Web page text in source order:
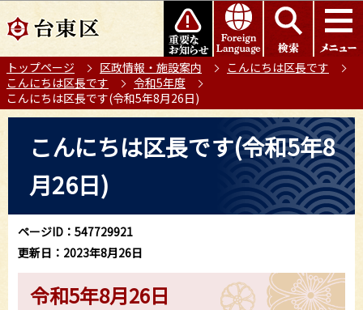
の
ー
ジ
の
このページの本文へ移動
トップページ 区政情報・施設案内
こんにちは区長です
こんにちは区長です
令和5年度
こんにちは区長です(令和5年8月26日)
ら
こんにちは区長です(令和5年8
月26日)
ページID：547729921
更新日：2023年8月26日
令和5年8月26日